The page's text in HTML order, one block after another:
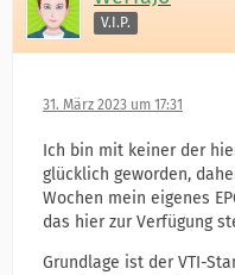
V.I.P.
31. März 2023 um 17:31
Ich bin mit keiner der
glücklich geworden,
Wochen mein eigenes
das hier zur Verfügung
Grundlage ist der VTI-